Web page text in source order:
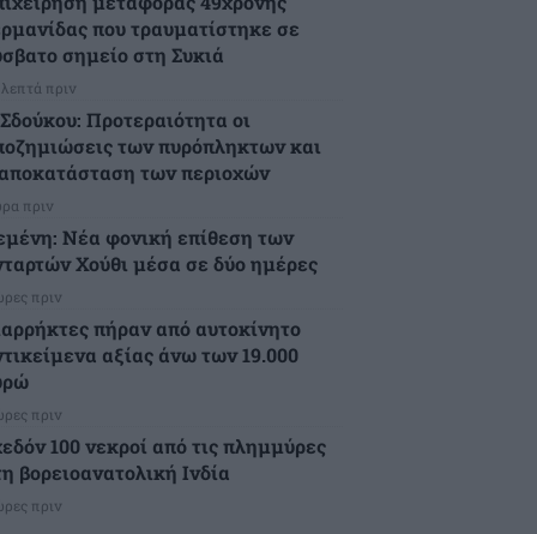
που τραυματίστηκε σε
σημείο στη Συκιά
πριν
Προτεραιότητα οι
των πυρόπληκτων και
των περιοχών
πριν
Νέα φονική επίθεση των
Χούθι μέσα σε δύο ημέρες
πριν
πήραν από αυτοκίνητο
αξίας άνω των 19.000
πριν
100 νεκροί από τις πλημμύρες
βορειοανατολική Ινδία
πριν